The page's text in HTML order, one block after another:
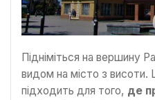
Підніміться на вершину
видом на місто з висоти.
підходить для того, де